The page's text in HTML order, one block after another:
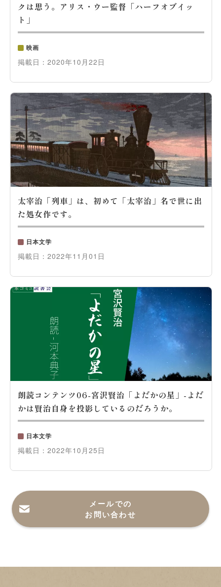
クは思う。アリス・ウー監督「ハーフオブイッ
ト 」
映画
掲載日： 2020年10月22日
太宰治「列車」は、初めて「太宰治」名で世に出
た処女作です。
日本文学
掲載日： 2022年11月01日
朗読コンテンツ06-宮沢賢治「よだかの星」-よだ
かは賢治自身を投影しているのだろうか。
日本文学
掲載日： 2022年10月25日
メールでの
お問い合わせ